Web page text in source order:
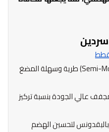
: قطع شبه رطبة (Semi-Moist) طرية وسهلة المضغ
عالي الجودة بنسبة تركيز
لتحسين الهضم